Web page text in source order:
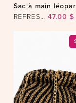
Sac à main
REFRESH 47.00 $